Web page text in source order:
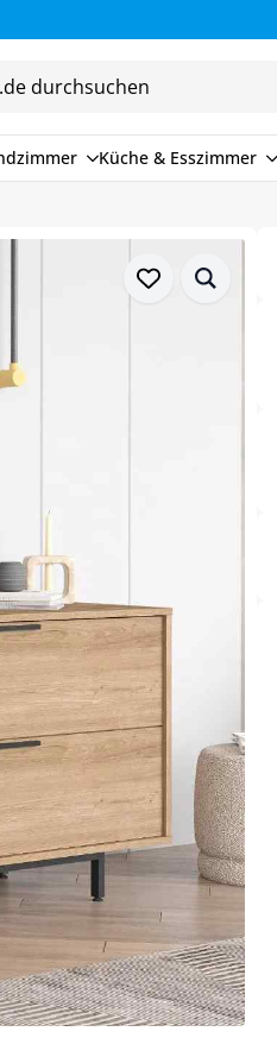
Küche & Esszimmer